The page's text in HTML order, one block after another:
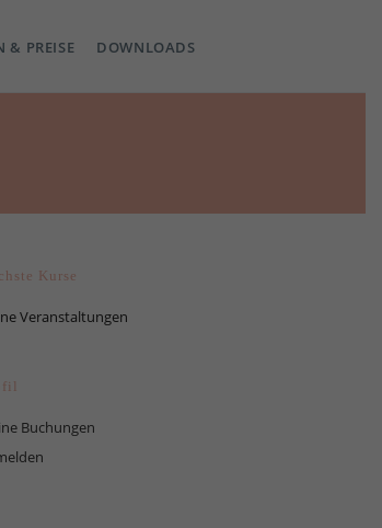
& PREISE DOWNLOADS
Kurse
Veranstaltungen
Buchungen